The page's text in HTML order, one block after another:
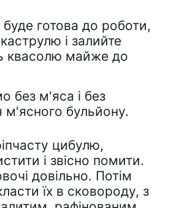
готова до роботи,
каструлю і залийте
квасолю майже до
без м'яса і без
м'ясного бульйону.
цибулю,
і звісно помити.
довільно. Потім
їх в сковороду, з